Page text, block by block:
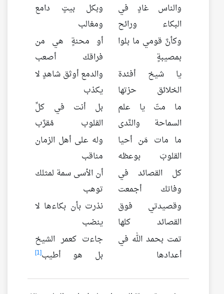
والناس غادٍ في
البكاء ورائح
وبكل بيتٍ دامع
ومغالب
وكأنَّ قومي ما بلوا
بمصيبةٍ
أو محنةٍ هي من
فراقك أصعب
يا شيخ أفئدة
الخلائق حزتها
والدمع أوثق شاهدٍ لا
يكذب
ما متّ يا علم
السماحة والنَّدى
بل أنت في كلِّ
القلوب مُقرَّب
ما مات مَن أحيا
القلوبَ بوعظه
وله على أهل الزمان
مناقب
كل القصائد في
وفاتك أجمعت
أن الأسى سمة لمثلك
توهب
وقصيدتي فوق
القصائد كلها
نذرت بأن بكاءها لا
ينضب
تمت بحمد الله في
أعدادها
جاءت كعمر الشيخ
بل هو أطيب[1]